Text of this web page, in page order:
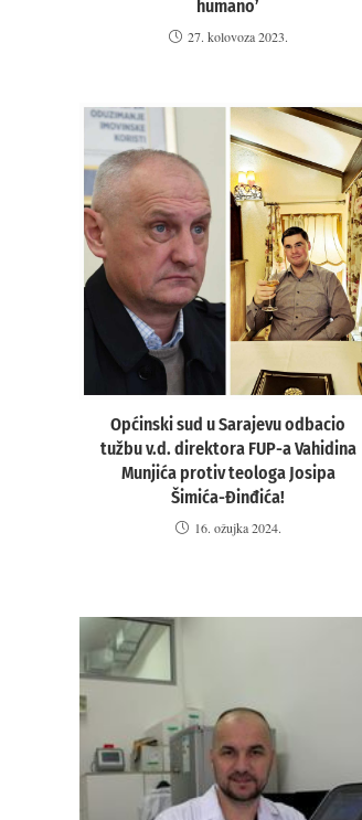
humano’
27. kolovoza 2023.
Općinski sud u Sarajevu odbacio
tužbu v.d. direktora FUP-a Vahidina
Munjića protiv teologa Josipa
Šimića-Đinđića!
16. ožujka 2024.